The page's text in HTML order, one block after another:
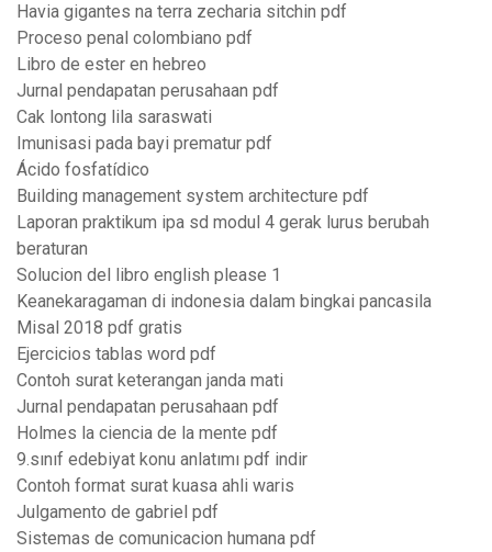
Havia gigantes na terra zecharia sitchin pdf
Proceso penal colombiano pdf
Libro de ester en hebreo
Jurnal pendapatan perusahaan pdf
Cak lontong lila saraswati
Imunisasi pada bayi prematur pdf
Ácido fosfatídico
Building management system architecture pdf
Laporan praktikum ipa sd modul 4 gerak lurus berubah
beraturan
Solucion del libro english please 1
Keanekaragaman di indonesia dalam bingkai pancasila
Misal 2018 pdf gratis
Ejercicios tablas word pdf
Contoh surat keterangan janda mati
Jurnal pendapatan perusahaan pdf
Holmes la ciencia de la mente pdf
9.sınıf edebiyat konu anlatımı pdf indir
Contoh format surat kuasa ahli waris
Julgamento de gabriel pdf
Sistemas de comunicacion humana pdf